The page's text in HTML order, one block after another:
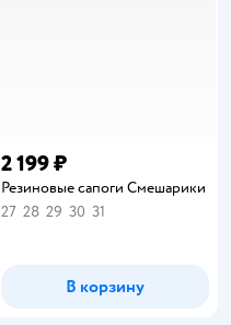
2 199 ₽
Резиновые сапоги Смешарики
27 28 29 30 31
В корзину